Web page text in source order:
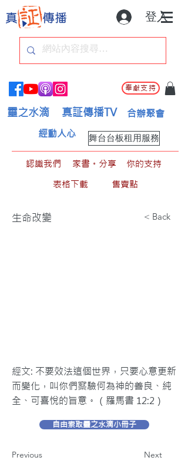
登入
奉獻支持
靈之水滴 真証傳播TV 合辦聚會
舞台台板租用服務
經動人心
認識我們 家書。分享
你的支持
表格下載
售賣點
生命改變 < Back
經文: 不要效法這個世界，只要心意更新
而變化，叫你們察驗何為神的善良、純
全、可喜悅的旨意。（羅馬書 12:2）
自由索取靈之水滴小冊子
Previous Next